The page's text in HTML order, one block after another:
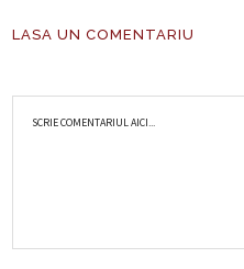
LASA UN COMENTARIU